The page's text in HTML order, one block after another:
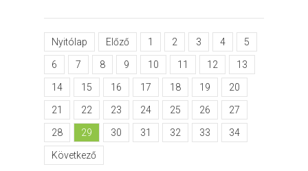
Nyitólap Előző 1 2 3 4 5
6 7 8 9 10 11 12 13
14 15 16 17 18 19 20
21 22 23 24 25 26 27
28 29 30 31 32 33 34
Következő